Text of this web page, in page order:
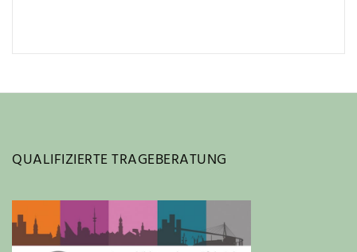
QUALIFIZIERTE TRAGEBERATUNG